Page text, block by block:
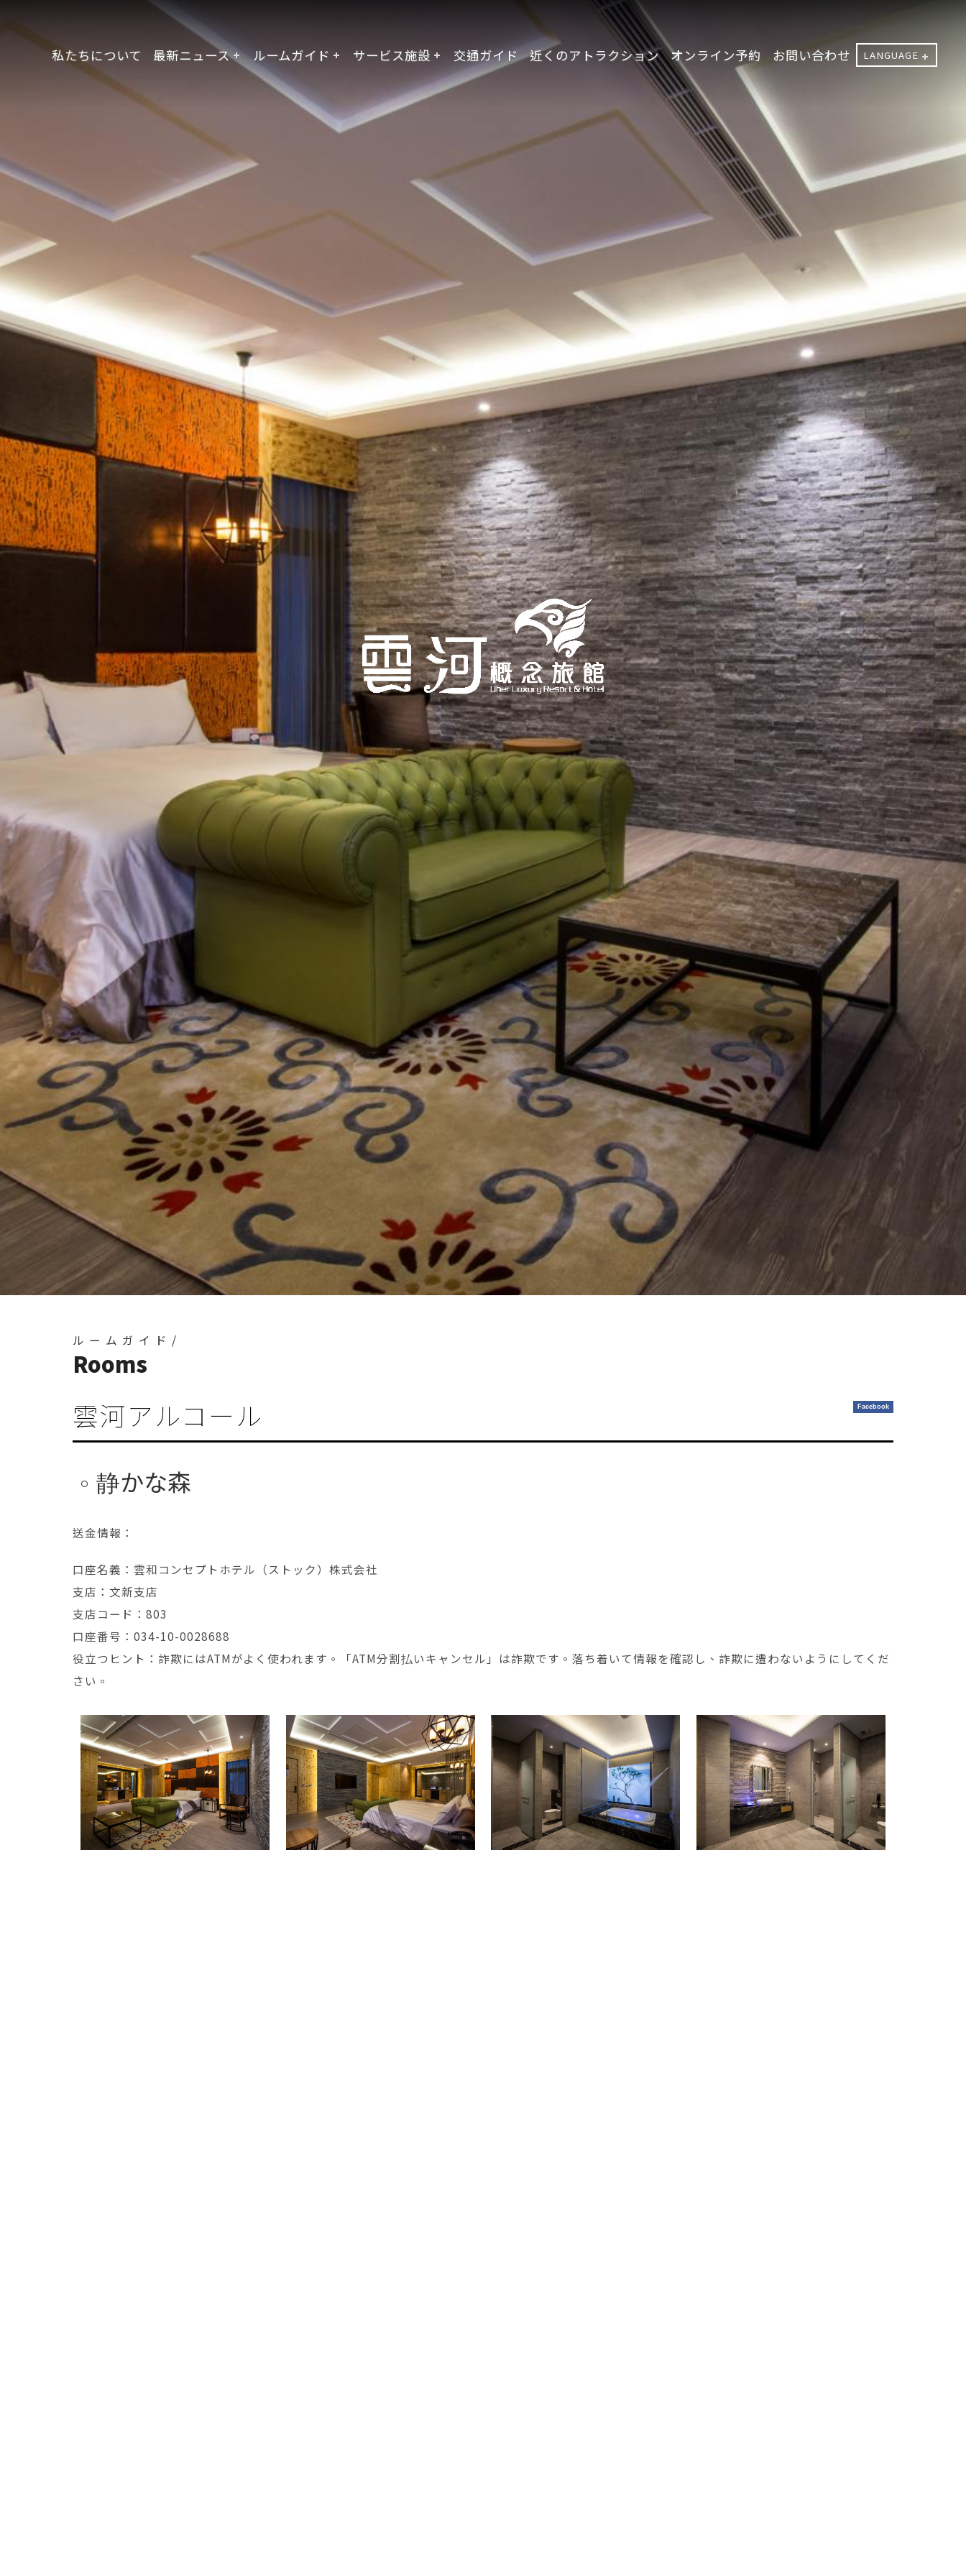
私たちについて 最新ニュース ルームガイド サービス施設 交通ガイド 近くのアトラクション オンライン予約 お問い合わせ LANGUAGE
ルームガイド/
Rooms
Facebook
雲河アルコール
静かな森
送金情報：
口座名義：雲和コンセプトホテル（ストック）株式会社
支店：文新支店
支店コード：803
口座番号：034-10-0028688
役立つヒント：詐欺にはATMがよく使われます。「ATM分割払いキャンセル」は詐欺です。落ち着いて情報を確認し、詐欺に遭わないようにしてくだ
さい。